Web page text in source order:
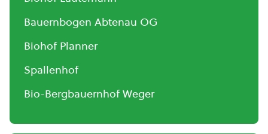
Bauernbogen Abtenau OG
Biohof Planner
Spallenhof
Bio-Bergbauernhof Weger